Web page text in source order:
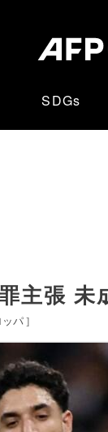
SDGs
主張 未
ッパ]